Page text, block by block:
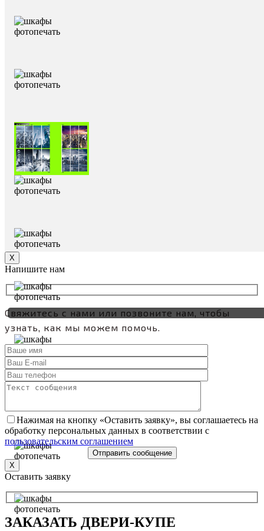
Х
Напишите нам
Свяжитесь с нами или позвоните нам, чтобы
узнать, как мы можем помочь.
Нажимая на кнопку «Оставить заявку», вы соглашаетесь на
обработку персональных данных в соответствии с
пользовательским соглашением
X
Оставить заявку
ЗАКАЗАТЬ ДВЕРИ-КУПЕ